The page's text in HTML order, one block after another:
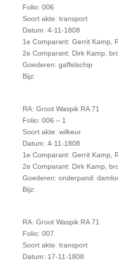
Folio: 006
Soort akte: transport
Datum: 4-11-1808
1e Comparant: Gerrit Kamp,
2e Comparant: Dirk Kamp,
Goederen: gaffelschip
Bijz:
RA: Groot Waspik RA 71
Folio: 006 – 1
Soort akte: wilkeur
Datum: 4-11-1808
1e Comparant: Gerrit Kamp,
2e Comparant: Dirk Kamp,
Goederen: onderpand:
Bijz:
RA: Groot Waspik RA 71
Folio: 007
Soort akte: transport
Datum: 17-11-1808